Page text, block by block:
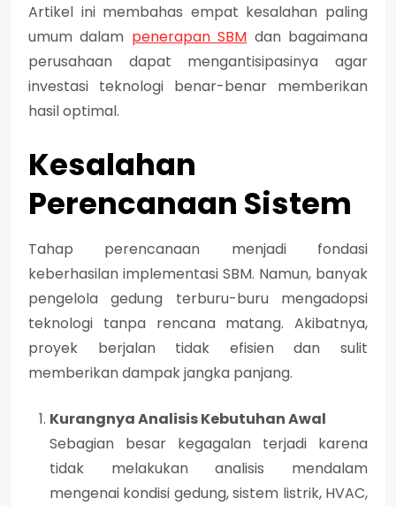
Artikel ini membahas empat kesalahan paling
umum dalam penerapan SBM dan bagaimana
perusahaan dapat mengantisipasinya agar
investasi teknologi benar-benar memberikan
hasil optimal.
Kesalahan
Perencanaan Sistem
Tahap perencanaan menjadi fondasi
keberhasilan implementasi SBM. Namun, banyak
pengelola gedung terburu-buru mengadopsi
teknologi tanpa rencana matang. Akibatnya,
proyek berjalan tidak efisien dan sulit
memberikan dampak jangka panjang.
Kurangnya Analisis Kebutuhan Awal
Sebagian besar kegagalan terjadi karena
tidak melakukan analisis mendalam
mengenai kondisi gedung, sistem listrik, HVAC,